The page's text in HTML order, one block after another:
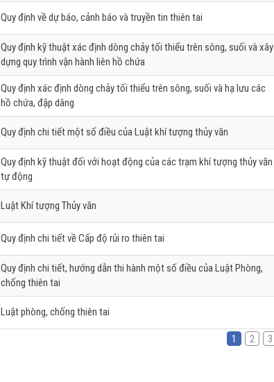
Quy định về dự báo, cảnh báo và truyền tin thiên tai
Quy định kỹ thuật xác định dòng chảy tối thiểu trên sông, suối và xây
dựng quy trình vận hành liên hồ chứa
Quy định xác định dòng chảy tối thiểu trên sông, suối và hạ lưu các
hồ chứa, đập dâng
Quy định chi tiết một số điều của Luật khí tượng thủy văn
Quy định kỹ thuật đối với hoạt động của các trạm khí tượng thủy văn
tự động
Luật Khí tượng Thủy văn
Quy định chi tiết về Cấp độ rủi ro thiên tai
Quy định chi tiết, hướng dẫn thi hành một số điều của Luật Phòng,
chống thiên tai
Luật phòng, chống thiên tai
1 2 3